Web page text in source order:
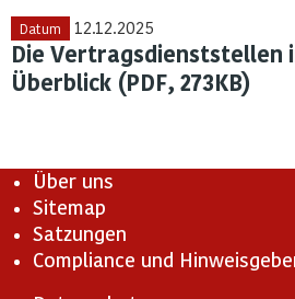
Datum 12.12.2025
Die Vertragsdienststellen
Überblick (PDF, 273KB)
Über uns
Sitemap
Satzungen
Compliance und